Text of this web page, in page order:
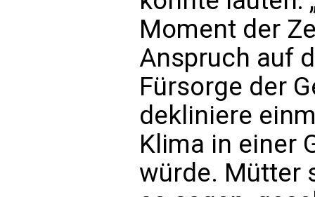
Moment der
Anspruch auf
Fürsorge der
dekliniere
Klima in einer
würde. Mütter